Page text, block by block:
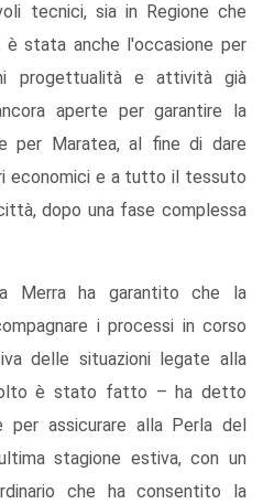
tecnici, sia in Regione che
stata anche l'occasione per
progettualità e attività già
aperte per garantire la
per Maratea, al fine di dare
economici e a tutto il tessuto
dopo una fase complessa
Merra ha garantito che la
i processi in corso
delle situazioni legate alla
è stato fatto – ha detto
per assicurare alla Perla del
stagione estiva, con un
che ha consentito la